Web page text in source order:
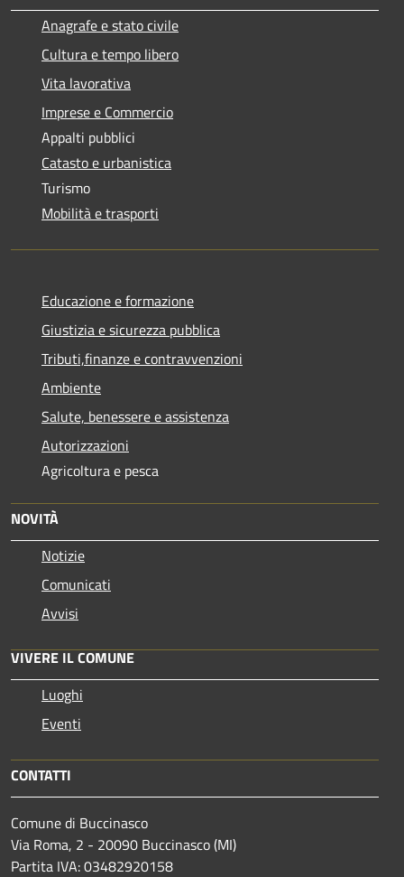
Anagrafe e stato civile
Cultura e tempo libero
Vita lavorativa
Imprese e Commercio
Appalti pubblici
Catasto e urbanistica
Turismo
Mobilità e trasporti
Educazione e formazione
Giustizia e sicurezza pubblica
Tributi,finanze e contravvenzioni
Ambiente
Salute, benessere e assistenza
Autorizzazioni
Agricoltura e pesca
NOVITÀ
Notizie
Comunicati
Avvisi
VIVERE IL COMUNE
Luoghi
Eventi
CONTATTI
Comune di Buccinasco
Via Roma, 2 - 20090 Buccinasco (MI)
Partita IVA: 03482920158